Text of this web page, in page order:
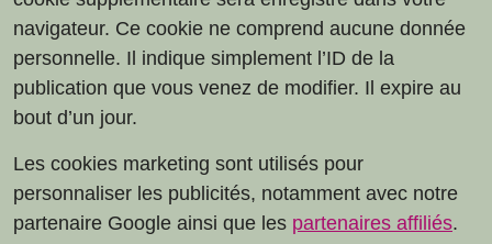
navigateur. Ce cookie ne comprend aucune donnée
personnelle. Il indique simplement l’ID de la
publication que vous venez de modifier. Il expire au
bout d’un jour.
Les cookies marketing sont utilisés pour
personnaliser les publicités, notamment avec notre
partenaire Google ainsi que les partenaires affiliés.